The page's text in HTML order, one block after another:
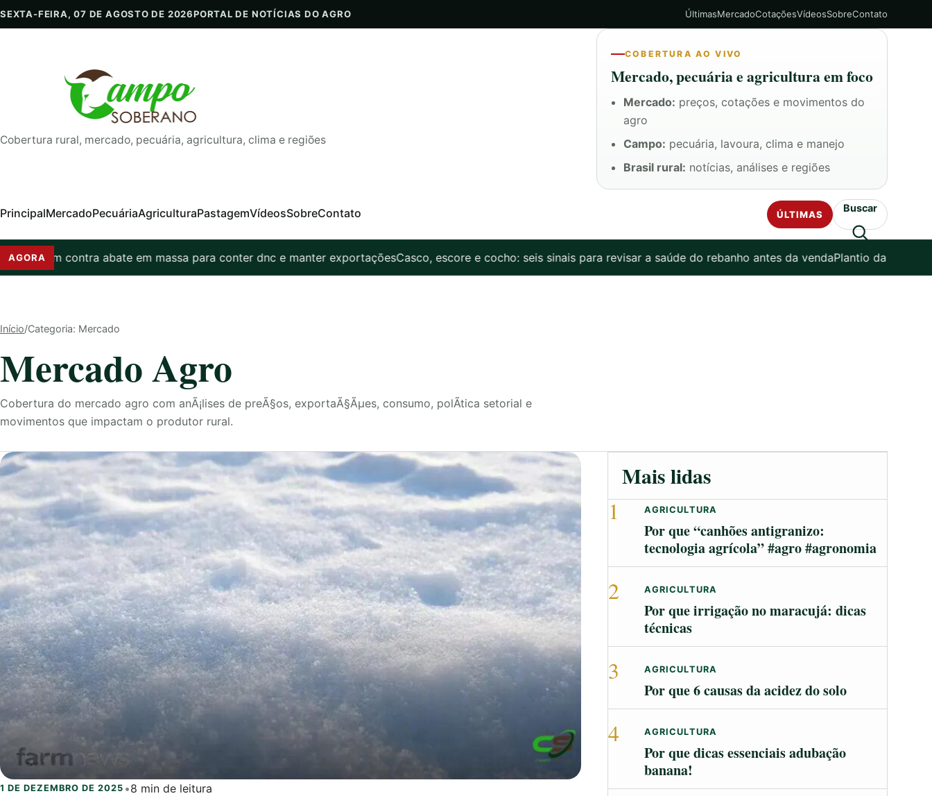
Pular para o conteúdo
SEXTA-FEIRA, 07 DE AGOSTO DE 2026PORTAL DE NOTÍCIAS DO AGRO ÚltimasMercadoCotaçõesVídeosSobreContato
Cobertura rural, mercado, pecuária, agricultura, clima e regiões
COBERTURA AO VIVO
Mercado, pecuária e agricultura em foco
Mercado: preços, cotações e movimentos do
agro
Campo: pecuária, lavoura, clima e manejo
Brasil rural: notícias, análises e regiões
PrincipalMercadoPecuáriaAgriculturaPastagemVídeosSobreContato ÚLTIMAS
Buscar
AGORA
contra abate em massa para conter dnc e manter exportaçõesCasco, escore e cocho: seis sinais para revisar a saúde do rebanho antes da vendaPlantio da Safra 2026/27:
Início/Categoria: Mercado
Mercado Agro
Cobertura do mercado agro com anÃ¡lises de preÃ§os, exportaÃ§Ãµes, consumo, polÃ­tica setorial e
movimentos que impactam o produtor rural.
1 DE DEZEMBRO DE 2025 •8 min de leitura
Mais lidas
1
AGRICULTURA
Por que “canhões antigranizo:
tecnologia agrícola” #agro #agronomia
2 AGRICULTURA
Por que irrigação no maracujá: dicas
técnicas
3 AGRICULTURA
Por que 6 causas da acidez do solo
4 AGRICULTURA
Por que dicas essenciais adubação
banana!